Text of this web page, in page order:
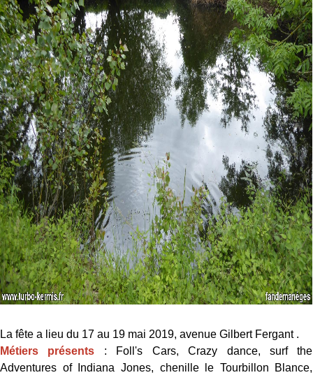
La fête a lieu du 17 au 19 mai 2019, avenue Gilbert Fergant .
Métiers présents : Foll's Cars, Crazy dance, surf the
Adventures of Indiana Jones, chenille le Tourbillon Blance,